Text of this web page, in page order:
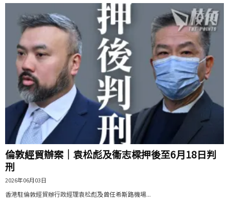
倫敦經貿辦案｜袁松彪及衞志樑押後至6月18日判
刑
2026年06月03日
香港駐倫敦經貿辦行政經理袁松彪及曾任希斯路機場...